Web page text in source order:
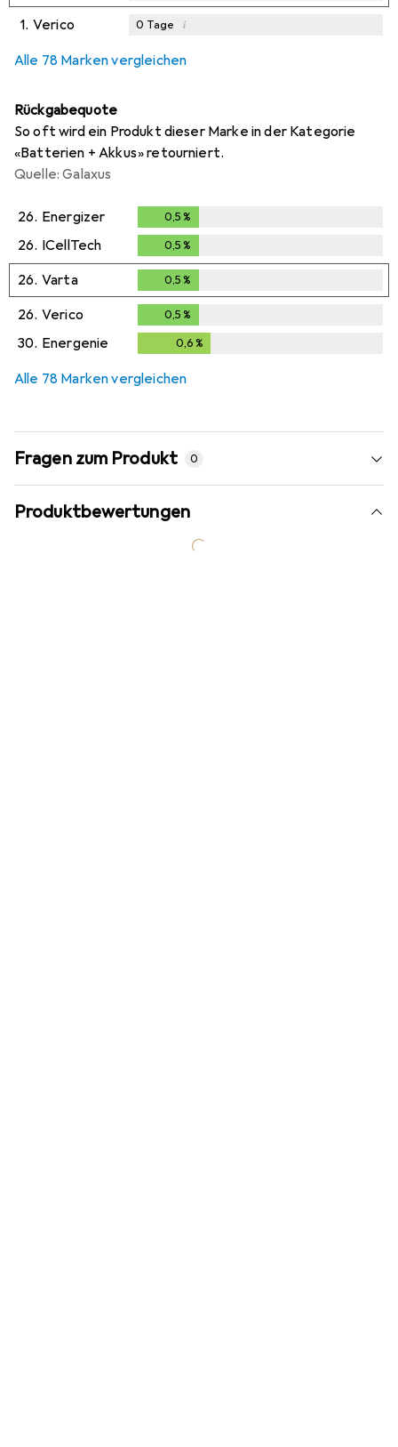
1. Verico 0 Tage i
Alle 78 Marken vergleichen
Rückgabequote
So oft wird ein Produkt dieser Marke in der Kategorie
«Batterien + Akkus» retourniert.
Quelle: Galaxus
26. Energizer 0,5 %
26. ICellTech 0,5 %
26. Varta 0,5 %
26. Verico 0,5 %
30. Energenie 0,6 %
Alle 78 Marken vergleichen
Fragen zum Produkt 0
Produktbewertungen